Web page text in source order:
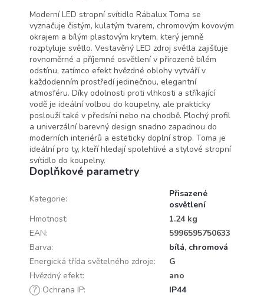
Moderní LED stropní svítidlo Rábalux Toma se
vyznačuje čistým, kulatým tvarem, chromovým kovovým
okrajem a bílým plastovým krytem, který jemně
rozptyluje světlo. Vestavěný LED zdroj světla zajišťuje
rovnoměrné a příjemné osvětlení v přirozeně bílém
odstínu, zatímco efekt hvězdné oblohy vytváří v
každodenním prostředí jedinečnou, elegantní
atmosféru. Díky odolnosti proti vlhkosti a stříkající
vodě je ideální volbou do koupelny, ale prakticky
poslouží také v předsíni nebo na chodbě. Plochý profil
a univerzální barevný design snadno zapadnou do
moderních interiérů a esteticky doplní strop. Toma je
ideální pro ty, kteří hledají spolehlivé a stylové stropní
svítidlo do koupelny.
Doplňkové parametry
Kategorie:
Přisazené
osvětlení
Hmotnost:
1.24 kg
EAN:
5996595750633
Barva: bílá, chromová
Energická třída světelného zdroje:
G
Hvězdný efekt:
ano
? Ochrana IP:
IP44